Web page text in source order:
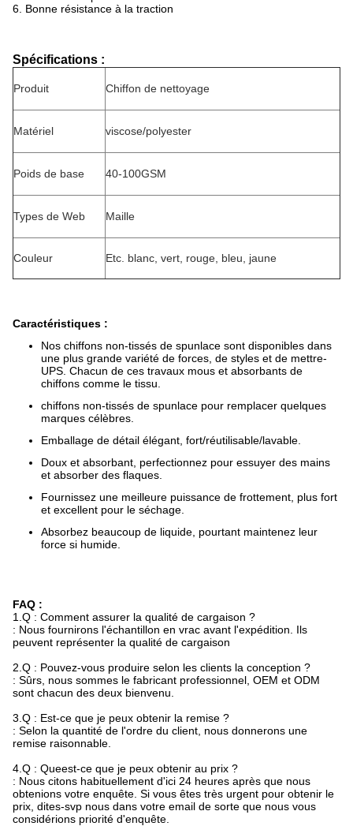
6. Bonne résistance à la traction
Spécifications :
Produit Chiffon de nettoyage
Matériel viscose/polyester
Poids de base 40-100GSM
Types de Web Maille
Couleur Etc. blanc, vert, rouge, bleu, jaune
Caractéristiques :
Nos chiffons non-tissés de spunlace sont disponibles dans
une plus grande variété de forces, de styles et de mettre-
UPS. Chacun de ces travaux mous et absorbants de
chiffons comme le tissu.
chiffons non-tissés de spunlace pour remplacer quelques
marques célèbres.
Emballage de détail élégant, fort/réutilisable/lavable.
Doux et absorbant, perfectionnez pour essuyer des mains
et absorber des flaques.
Fournissez une meilleure puissance de frottement, plus fort
et excellent pour le séchage.
Absorbez beaucoup de liquide, pourtant maintenez leur
force si humide.
FAQ :
1.Q : Comment assurer la qualité de cargaison ?
: Nous fournirons l'échantillon en vrac avant l'expédition. Ils
peuvent représenter la qualité de cargaison
2.Q : Pouvez-vous produire selon les clients la conception ?
: Sûrs, nous sommes le fabricant professionnel, OEM et ODM
sont chacun des deux bienvenu.
3.Q : Est-ce que je peux obtenir la remise ?
: Selon la quantité de l'ordre du client, nous donnerons une
remise raisonnable.
4.Q : Queest-ce que je peux obtenir au prix ?
: Nous citons habituellement d'ici 24 heures après que nous
obtenions votre enquête. Si vous êtes très urgent pour obtenir le
prix, dites-svp nous dans votre email de sorte que nous vous
considérions priorité d'enquête.